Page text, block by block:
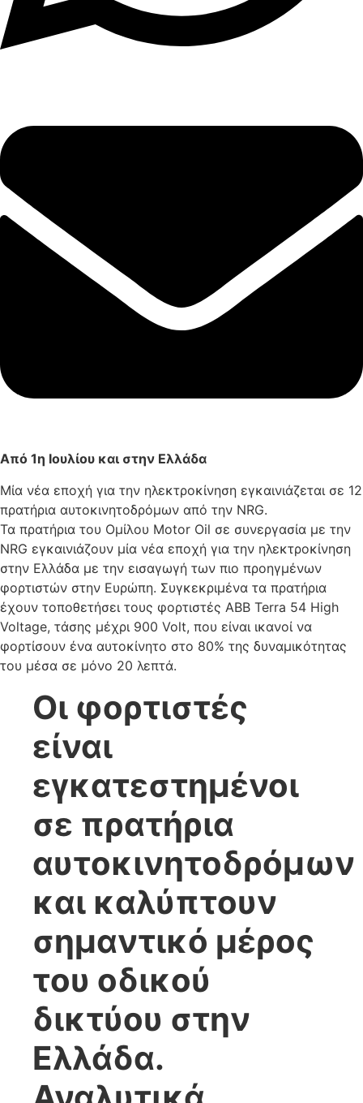
Από 1η Ιουλίου και στην Ελλάδα
Μία νέα εποχή για την ηλεκτροκίνηση εγκαινιάζεται σε 12
πρατήρια αυτοκινητοδρόμων από την NRG.
Τα πρατήρια του Ομίλου Motor Oil σε συνεργασία με την
NRG εγκαινιάζουν μία νέα εποχή για την ηλεκτροκίνηση
στην Ελλάδα με την εισαγωγή των πιο προηγμένων
φορτιστών στην Ευρώπη. Συγκεκριμένα τα πρατήρια
έχουν τοποθετήσει τους φορτιστές ABB Terra 54 High
Voltage, τάσης μέχρι 900 Volt, που είναι ικανοί να
φορτίσουν ένα αυτοκίνητο στο 80% της δυναμικότητας
του μέσα σε μόνο 20 λεπτά.
Οι φορτιστές
είναι
εγκατεστημένοι
σε πρατήρια
αυτοκινητοδρόμων
και καλύπτουν
σημαντικό μέρος
του οδικού
δικτύου στην
Ελλάδα.